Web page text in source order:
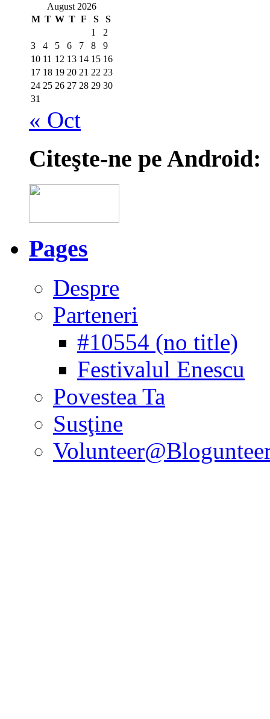
August 2026
M T W T F S
S
1
2
3
4 5 6 7 8
9
10 11 12 13 14 15 16
17 18 19 20 21 22 23
24 25 26 27 28 29 30
31
« Oct
Citeşte-ne pe Android:
Pages
Despre
Parteneri
#10554 (no title)
Festivalul Enescu
Povestea Ta
Susţine